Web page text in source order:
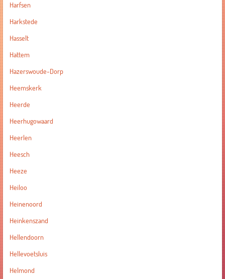
Harfsen
Harkstede
Hasselt
Hattem
Hazerswoude-Dorp
Heemskerk
Heerde
Heerhugowaard
Heerlen
Heesch
Heeze
Heiloo
Heinenoord
Heinkenszand
Hellendoorn
Hellevoetsluis
Helmond